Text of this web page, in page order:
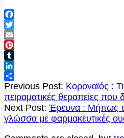
Facebook
Twitter
Email
Pinterest
Tumblr
LinkedIn
Μοιραστείτε
2020-
10-
15
Previous Post: Κοροναϊός : Τι
πειραματικές θεραπείες που
Next Post: Έρευνα : Μήπως
γλώσσα με φαρμακευτικές